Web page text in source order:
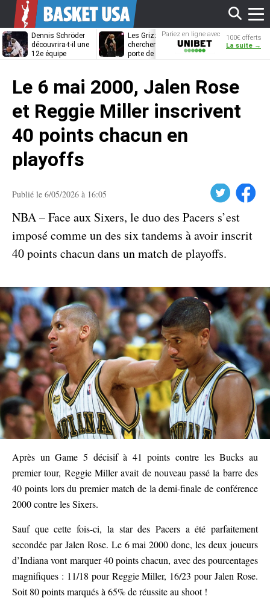
Dennis Schröder
découvrira-t-il une
12e équipe
Les Grizzlies
cherchent déjà une
porte de sortie
Dwane Casey
bientôt coach
Pariez en ligne avec
Unibet
100€ offerts
La suite →
Le 6 mai 2000, Jalen Rose
et Reggie Miller inscrivent
40 points chacun en
playoffs
Publié le 6/05/2026 à 16:05 Facebook
NBA – Face aux Sixers, le duo des Pacers s’est
imposé comme un des six tandems à avoir inscrit
40 points chacun dans un match de playoffs.
Après un Game 5 décisif à 41 points contre les Bucks au
premier tour, Reggie Miller avait de nouveau passé la barre des
40 points lors du premier match de la demi-finale de conférence
2000 contre les Sixers.
Sauf que cette fois-ci, la star des Pacers a été parfaitement
secondée par Jalen Rose. Le 6 mai 2000 donc, les deux joueurs
d’Indiana vont marquer 40 points chacun, avec des pourcentages
magnifiques : 11/18 pour Reggie Miller, 16/23 pour Jalen Rose.
Soit 80 points marqués à 65% de réussite au shoot !